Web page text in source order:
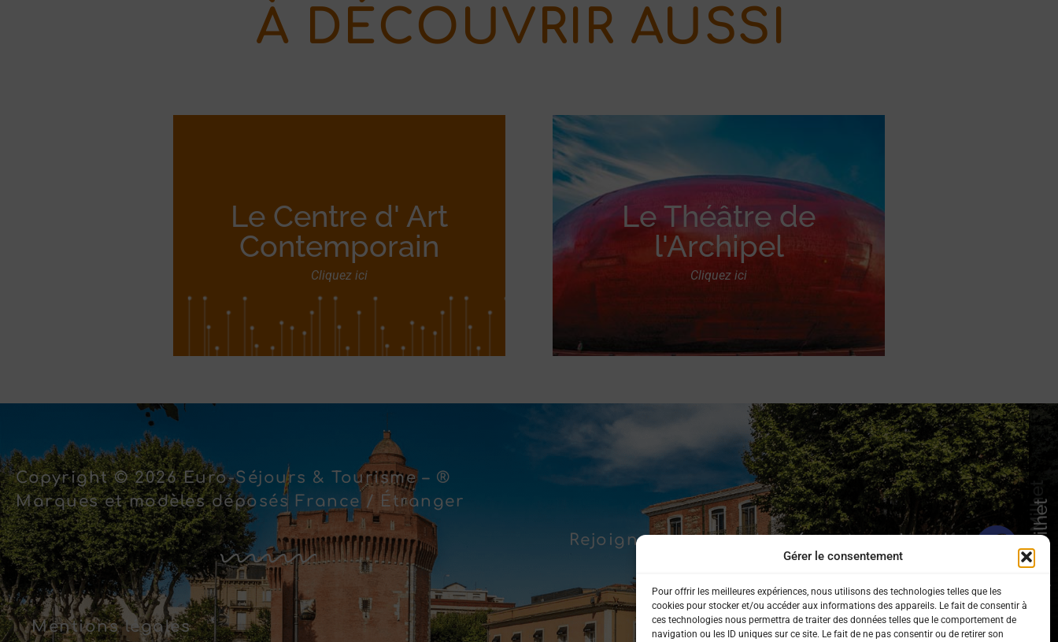
Gérer le consentement
Pour offrir les meilleures expériences, nous utilisons des technologies telles que les
cookies pour stocker et/ou accéder aux informations des appareils. Le fait de consentir à
ces technologies nous permettra de traiter des données telles que le comportement de
navigation ou les ID uniques sur ce site. Le fait de ne pas consentir ou de retirer son
À DÉCOUVRIR AUSSI
Le Centre d' Art
Contemporain
Cliquez ici
Le Théâtre de
l'Archipel
Cliquez ici
Copyright © 2026 Euro-Séjours & Tourisme – ®
Marques et modèles déposés France / Étranger
Mentions légales
Rejoignez-nous sur les réseaux sociaux !